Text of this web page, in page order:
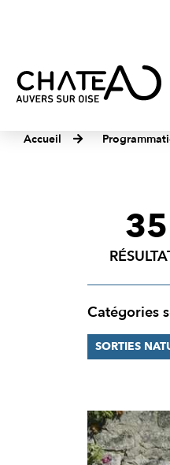
Accueil
FILTRER
35
Catégories
SORTIES